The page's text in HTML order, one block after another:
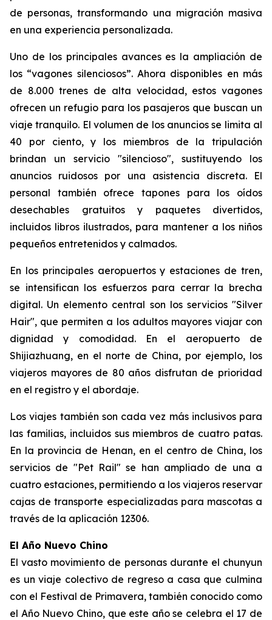
de personas, transformando una migración masiva
en una experiencia personalizada.
Uno de los principales avances es la ampliación de
los “vagones silenciosos”. Ahora disponibles en más
de 8.000 trenes de alta velocidad, estos vagones
ofrecen un refugio para los pasajeros que buscan un
viaje tranquilo. El volumen de los anuncios se limita al
40 por ciento, y los miembros de la tripulación
brindan un servicio "silencioso", sustituyendo los
anuncios ruidosos por una asistencia discreta. El
personal también ofrece tapones para los oídos
desechables gratuitos y paquetes divertidos,
incluidos libros ilustrados, para mantener a los niños
pequeños entretenidos y calmados.
En los principales aeropuertos y estaciones de tren,
se intensifican los esfuerzos para cerrar la brecha
digital. Un elemento central son los servicios "Silver
Hair", que permiten a los adultos mayores viajar con
dignidad y comodidad. En el aeropuerto de
Shijiazhuang, en el norte de China, por ejemplo, los
viajeros mayores de 80 años disfrutan de prioridad
en el registro y el abordaje.
Los viajes también son cada vez más inclusivos para
las familias, incluidos sus miembros de cuatro patas.
En la provincia de Henan, en el centro de China, los
servicios de "Pet Rail" se han ampliado de una a
cuatro estaciones, permitiendo a los viajeros reservar
cajas de transporte especializadas para mascotas a
través de la aplicación 12306.
El Año Nuevo Chino
El vasto movimiento de personas durante el chunyun
es un viaje colectivo de regreso a casa que culmina
con el Festival de Primavera, también conocido como
el Año Nuevo Chino, que este año se celebra el 17 de